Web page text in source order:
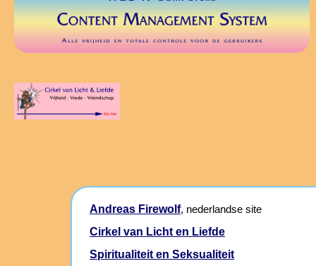
Andreas Firewolf, nederlandse site
Cirkel van Licht en Liefde
Spiritualiteit en Seksualiteit